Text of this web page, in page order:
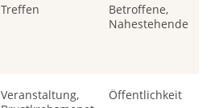
Treffen
Betroffene,
Nahestehende
Veranstaltung,
Öffentlichkeit